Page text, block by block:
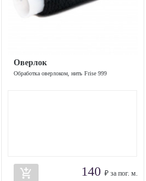
Оверлок
Обработка оверлоком, нить Frise 999
add_shopping_cart 140 ₽ за пог. м.